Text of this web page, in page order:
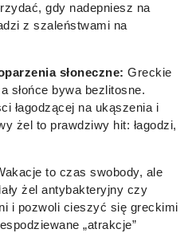
gdy nadepniesz na
z szaleństwami na
słoneczne: Greckie
słońce bywa bezlitosne.
łagodzącej na ukąszenia i
żel to prawdziwy hit: łagodzi,
to czas swobody, ale
żel antybakteryjny czy
i pozwoli cieszyć się greckimi
„atrakcje”